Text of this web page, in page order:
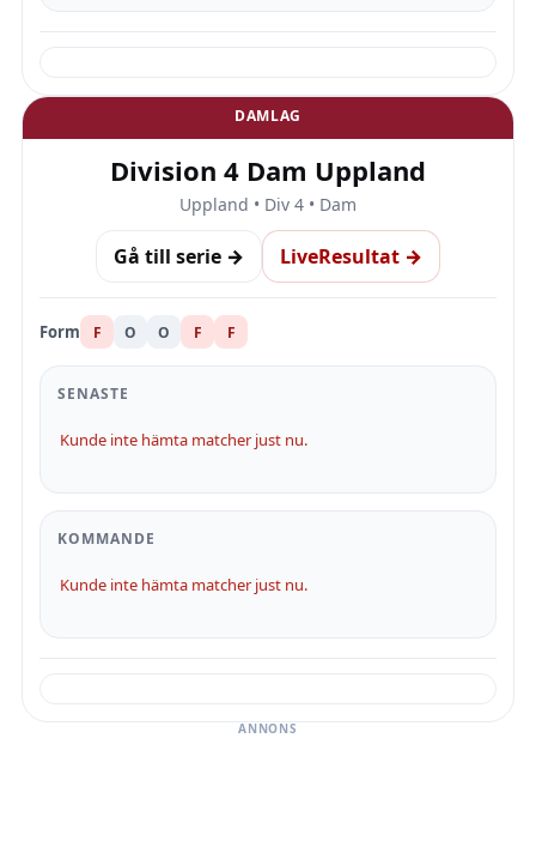
DAMLAG
Division 4 Dam Uppland
Uppland • Div 4 • Dam
Gå till serie → LiveResultat →
Form F O O F F
SENASTE
Kunde inte hämta matcher just nu.
KOMMANDE
Kunde inte hämta matcher just nu.
ANNONS